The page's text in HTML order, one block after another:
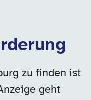
zu finden ist
geht